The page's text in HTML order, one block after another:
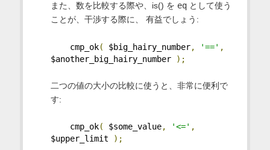
また、数を比較する際や、is() を eqとして使う
ことが、干渉する際に、 有益でしょう:
cmp_ok( $big_hairy_number, '==' ,
$another_big_hairy_number
);
二つの値の大小の比較に使うと、非常に便利で
す:
cmp_ok( $some_value, '<=' ,
$upper_limit
);